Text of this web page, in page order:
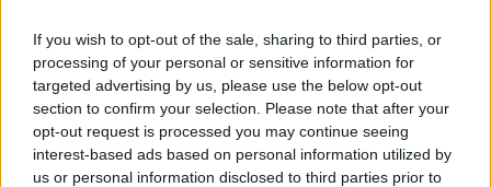
If you wish to opt-out of the sale, sharing to third parties, or
processing of your personal or sensitive information for
targeted advertising by us, please use the below opt-out
section to confirm your selection. Please note that after your
opt-out request is processed you may continue seeing
interest-based ads based on personal information utilized by
us or personal information disclosed to third parties prior to